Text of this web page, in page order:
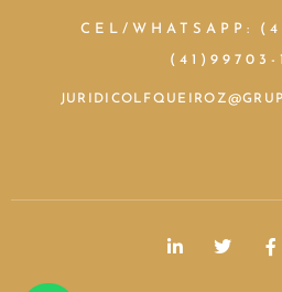
CEL/WHATSAPP:
(41)99703-